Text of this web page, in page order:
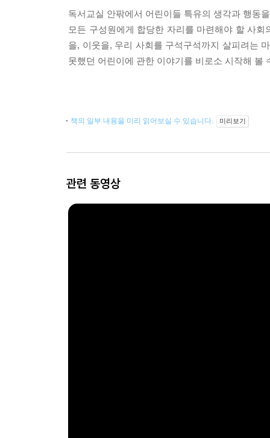
독서교실 안팎에서 어린이들 특유의 생각과 행동
모든 구성원에게 합당한 자리를 마련해야 할 사
을, 이웃을, 우리 사회를 구석구석까지 살피려는
못했던 어린이에 관한 이야기를 비로소 시작해 볼
책의 일부 내용을 미리 읽어보실 수 있습니다. 미리보기
관련 동영상